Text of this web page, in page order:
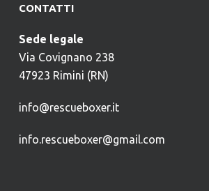
CONTATTI
Sede legale
Via Covignano 238
47923 Rimini (RN)
info@rescueboxer.it
info.rescueboxer@gmail.com